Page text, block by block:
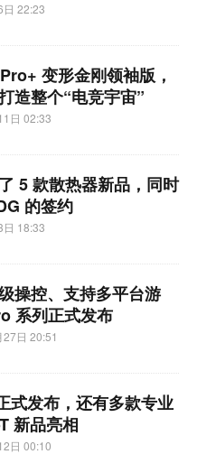
22:23
变形金刚领袖版，
造整个“电竞宇宙”
日 02:33
5 款散热器新品，同时
的签约
18:33
操控、支持多平台游
系列正式发布
日 20:51
式发布，还有多款专业
新品亮相
日 00:10